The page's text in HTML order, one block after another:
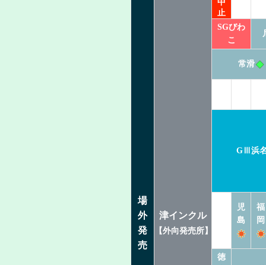
場
外
発
売
津インクル
【外向発売所】
中
止
SGびわ
こ
常滑
GⅢ浜
児
島
福
岡
徳